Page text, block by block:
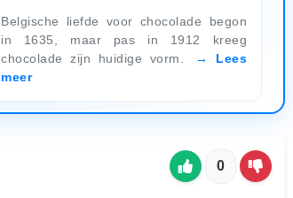
Belgische liefde voor chocolade begon
in 1635, maar pas in 1912 kreeg
chocolade zijn huidige vorm.
Lees
meer
0